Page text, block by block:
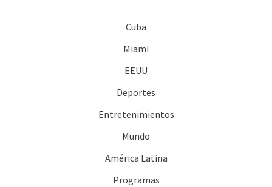
Cuba
Miami
EEUU
Deportes
Entretenimientos
Mundo
América Latina
Programas